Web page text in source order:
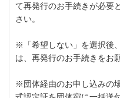
て再発行のお手続きが必要
さい。
※「希望しない」を選択後
は、再発行のお手続きをお
※団体経由のお申し込みの